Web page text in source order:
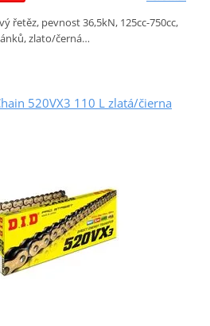
řetěz, pevnost 36,5kN, 125cc-750cc,
zlato/černá…
520VX3 110 L zlatá/čierna